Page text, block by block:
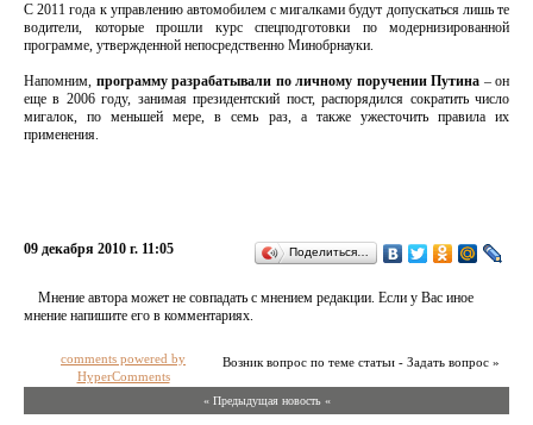
С 2011 года к управлению автомобилем с мигалками будут допускаться лишь те
водители, которые прошли курс спецподготовки по модернизированной
программе, утвержденной непосредственно Минобрнауки.
Напомним, программу разрабатывали по личному поручении Путина – он
еще в 2006 году, занимая президентский пост, распорядился сократить число
мигалок, по меньшей мере, в семь раз, а также ужесточить правила их
применения.
09 декабря 2010 г. 11:05 Поделиться…
Мнение автора может не совпадать с мнением редакции. Если у Вас иное
мнение напишите его в комментариях.
Возник вопрос по теме статьи - Задать вопрос »
comments powered by
HyperComments
« Предыдущая новость «